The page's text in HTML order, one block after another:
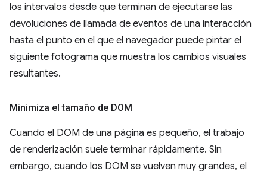
los intervalos desde que terminan de ejecutarse las
devoluciones de llamada de eventos de una interacción
hasta el punto en el que el navegador puede pintar el
siguiente fotograma que muestra los cambios visuales
resultantes.
Minimiza el tamaño de DOM
Cuando el DOM de una página es pequeño, el trabajo
de renderización suele terminar rápidamente. Sin
embargo, cuando los DOM se vuelven muy grandes, el